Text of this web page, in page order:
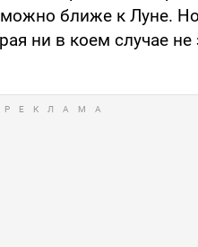
ближе к Луне.
ни в коем случае не